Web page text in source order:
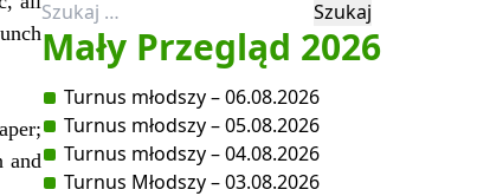
and
Szukaj:
Mały Przegląd 2026
Turnus młodszy – 06.08.2026
Turnus młodszy – 05.08.2026
Turnus młodszy – 04.08.2026
Turnus Młodszy – 03.08.2026